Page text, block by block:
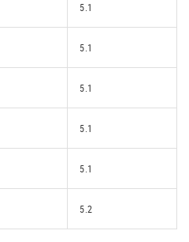
5.1
5.1
5.1
5.1
5.1
5.2